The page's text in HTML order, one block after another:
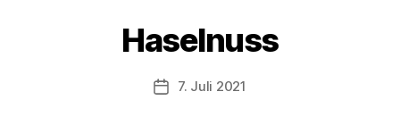
Haselnuss
Beitragsdatum
7. Juli 2021